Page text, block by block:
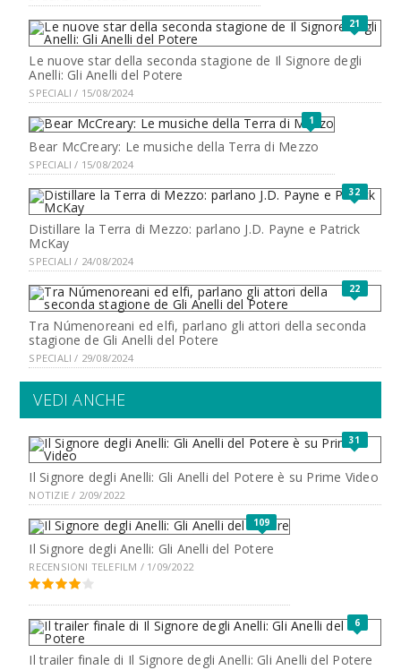
21
Le nuove star della seconda stagione de Il Signore degli
Anelli: Gli Anelli del Potere
SPECIALI / 15/08/2024
1
Bear McCreary: Le musiche della Terra di Mezzo
SPECIALI / 15/08/2024
32
Distillare la Terra di Mezzo: parlano J.D. Payne e Patrick
McKay
SPECIALI / 24/08/2024
22
Tra Númenoreani ed elfi, parlano gli attori della seconda
stagione de Gli Anelli del Potere
SPECIALI / 29/08/2024
VEDI ANCHE
31
Il Signore degli Anelli: Gli Anelli del Potere è su Prime Video
NOTIZIE / 2/09/2022
109
Il Signore degli Anelli: Gli Anelli del Potere
RECENSIONI TELEFILM / 1/09/2022
6
Il trailer finale di Il Signore degli Anelli: Gli Anelli del Potere